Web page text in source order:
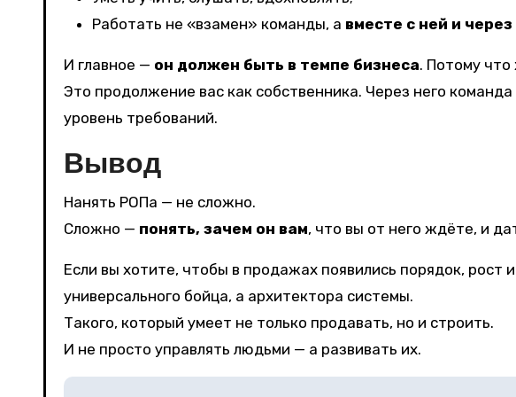
Работать не «взамен» команды, а вместе с ней и через
И главное — он должен быть в темпе бизнеса. Потому
Это продолжение вас как собственника. Через него
уровень требований.
Вывод
Нанять РОПа — не сложно.
Сложно — понять, зачем он вам, что вы от него ждёте, и
Если вы хотите, чтобы в продажах появились порядок, рост
универсального бойца, а архитектора системы.
Такого, который умеет не только продавать, но и строить.
И не просто управлять людьми — а развивать их.